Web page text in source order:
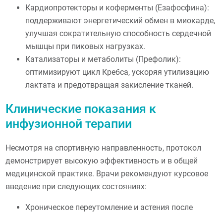
Кардиопротекторы и коферменты (Езафосфина):
поддерживают энергетический обмен в миокарде,
улучшая сократительную способность сердечной
мышцы при пиковых нагрузках.
Катализаторы и метаболиты (Префолик):
оптимизируют цикл Кребса, ускоряя утилизацию
лактата и предотвращая закисление тканей.
Клинические показания к
инфузионной терапии
Несмотря на спортивную направленность, протокол
демонстрирует высокую эффективность и в общей
медицинской практике. Врачи рекомендуют курсовое
введение при следующих состояниях:
Хроническое переутомление и астения после